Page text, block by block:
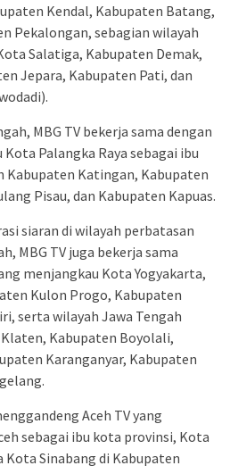
Kendal, Kabupaten Batang,
Pekalongan, sebagian wilayah
Salatiga, Kabupaten Demak,
Jepara, Kabupaten Pati, dan
MBG TV bekerja sama dengan
Palangka Raya sebagai ibu
Kabupaten Katingan, Kabupaten
Pisau, dan Kabupaten Kapuas.
siaran di wilayah perbatasan
MBG TV juga bekerja sama
menjangkau Kota Yogyakarta,
Kulon Progo, Kabupaten
serta wilayah Jawa Tengah
Kabupaten Boyolali,
Karanganyar, Kabupaten
Aceh TV yang
sebagai ibu kota provinsi, Kota
Kota Sinabang di Kabupaten